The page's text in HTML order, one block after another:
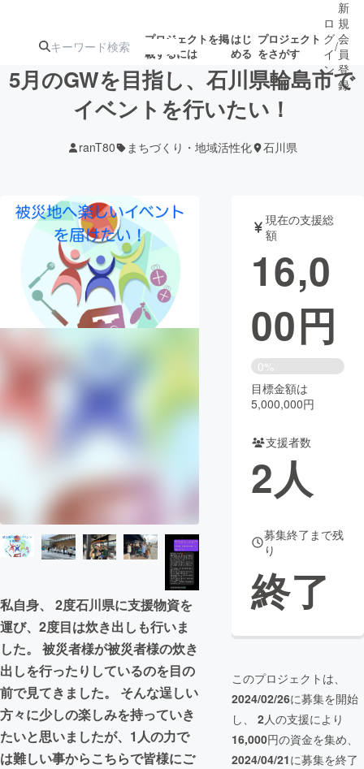
プロジェクトを掲
載するには
はじ
める
プロジェクト
をさがす
ターン
ジェクト
募集終了が近いプ
ロジェクト
されます
アート・写真 音楽
テクノロジー・ガジェット ゲーム・
映像・映画 書籍・雑誌
チャレンジ
CAMPFIRE for Social Good
CAMPFIRE Creation
CAMPFIREふるさと納税
コミュニティ
ロ
グ
イ
ン
/
新
規
会
員
登
録
5月のGWを目指し、石川県輪島市で
イベントを行いたい！
ranT80 まちづくり・地域活性化 石川県
私自身、 2度石川県に支援物資を
運び、2度目は炊き出しも行いま
した。 被災者様が被災者様の炊き
出しを行ったりしているのを目の
前で見てきました。 そんな逞しい
方々に少しの楽しみを持っていき
たいと思いましたが、1人の力で
は難しい事からこちらで皆様にご
現在の支援総
額
16,0
00円
0%
目標金額は
5,000,000円
支援者数
2人
募集終了まで残
り
終了
このプロジェクトは、
2024/02/26に募集を開始
し、 2人の支援により
16,000円の資金を集め、
2024/04/21に募集を終了